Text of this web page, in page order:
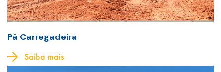
Pá Carregadeira
Saiba mais